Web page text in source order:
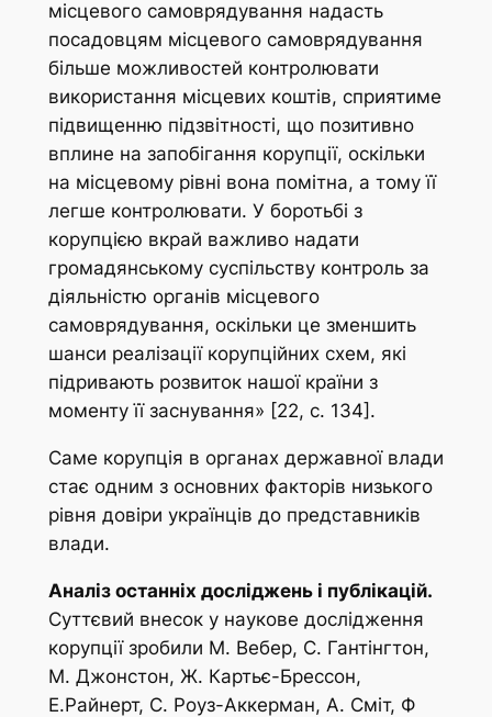
місцевого самоврядування надасть
посадовцям місцевого самоврядування
більше можливостей контролювати
використання місцевих коштів, сприятиме
підвищенню підзвітності, що позитивно
вплине на запобігання корупції, оскільки
на місцевому рівні вона помітна, а тому її
легше контролювати. У боротьбі з
корупцією вкрай важливо надати
громадянському суспільству контроль за
діяльністю органів місцевого
самоврядування, оскільки це зменшить
шанси реалізації корупційних схем, які
підривають розвиток нашої країни з
моменту її заснування» [22, с. 134].
Саме корупція в органах державної влади
стає одним з основних факторів низького
рівня довіри українців до представників
влади.
Аналіз останніх досліджень і публікацій.
Суттєвий внесок у наукове дослідження
корупції зробили М. Вебер, С. Гантінгтон,
М. Джонстон, Ж. Картьє-Брессон,
Е.Райнерт, С. Роуз-Аккерман, А. Сміт, Ф